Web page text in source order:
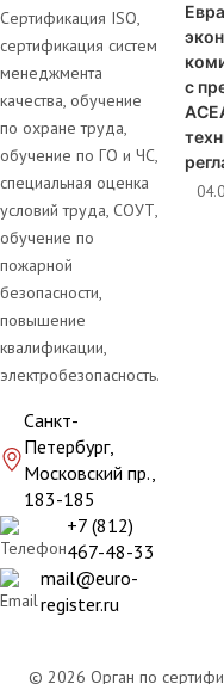
Сертификация ISO,
сертификация систем
менеджмента
качества, обучение
по охране труда,
обучение по ГО и ЧС,
специальная оценка
условий труда, СОУТ,
обучение по
пожарной
безопасности,
повышение
квалификации,
электробезопасность.
Санкт-
Петербург,
Московский пр.,
183-185
+7 (812)
467-48-33
mail@euro-
register.ru
с
© 2026 Орган по